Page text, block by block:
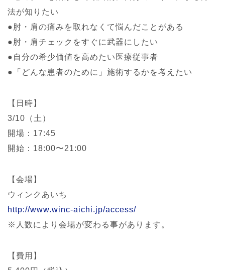
法が知りたい
●肘・肩の痛みを取れなくて悩んだことがある
●肘・肩チェックをすぐに武器にしたい
●自分の希少価値を高めたい医療従事者
●「どんな患者のために」施術するかを考えたい
【日時】
3/10（土）
開場：17:45
開始：18:00〜21:00
【会場】
ウィンクあいち
http://www.winc-aichi.jp/access/
※人数により会場が変わる事があります。
【費用】